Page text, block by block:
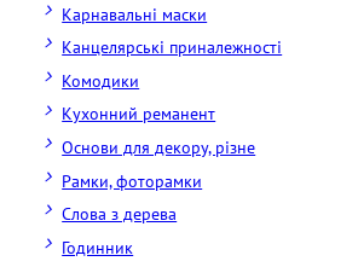
Карнавальні маски
Канцелярські приналежності
Комодики
Кухонний реманент
Основи для декору, різне
Рамки, фоторамки
Слова з дерева
Годинник